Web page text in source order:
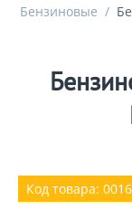
Бензиновые /
Код товара: